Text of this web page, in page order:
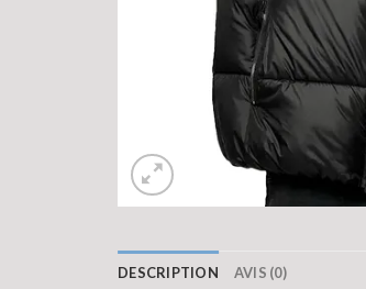
DESCRIPTION AVIS (0)